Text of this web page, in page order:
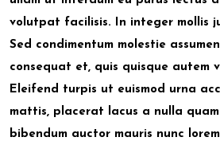
volutpat facilisis. In integer mollis
Sed condimentum molestie
consequat et, quis quisque autem
Eleifend turpis ut euismod urna
mattis, placerat lacus a nulla
bibendum auctor mauris nunc